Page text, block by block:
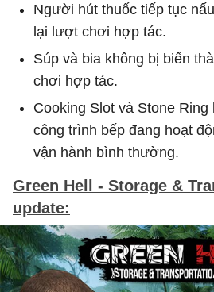
Người hút thuốc tiếp tục
lại lượt chơi hợp tác.
Súp và bia không bị biến
chơi hợp tác.
Cooking Slot và Stone Ring
công trình bếp đang hoạt
vận hành bình thường.
Green Hell - Storage &
update: